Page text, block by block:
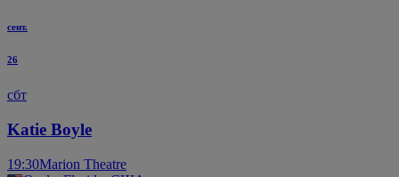
сент.
26
сбт
Katie Boyle
19:30Marion Theatre